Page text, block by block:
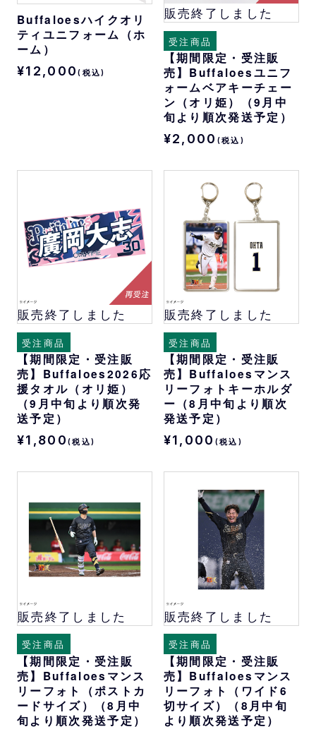
Buffaloesハイクオリ
ティユニフォーム（ホ
ーム）
¥12,000(税込)
販売終了しました
受注商品
【期間限定・受注販
売】Buffaloesユニフ
ォームベアキーチェー
ン（オリ姫）（9月中
旬より順次発送予定）
¥2,000 (税込)
販売終了しました
受注商品
【期間限定・受注販
売】Buffaloes2026応
援タオル（オリ姫）
（9月中旬より順次発
送予定）
¥1,800 (税込)
販売終了しました
受注商品
【期間限定・受注販
売】Buffaloesマンス
リーフォトキーホルダ
ー（8月中旬より順次
発送予定）
¥1,000 (税込)
販売終了しました
受注商品
【期間限定・受注販
売】Buffaloesマンス
リーフォト（ポストカ
ードサイズ）（8月中
旬より順次発送予定）
販売終了しました
受注商品
【期間限定・受注販
売】Buffaloesマンス
リーフォト（ワイド6
切サイズ）（8月中旬
より順次発送予定）